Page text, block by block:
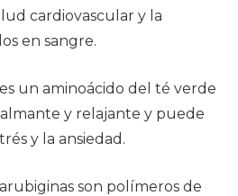
cardiovascular y la
en sangre.
un aminoácido del té verde
y relajante y puede
y la ansiedad.
son polímeros de